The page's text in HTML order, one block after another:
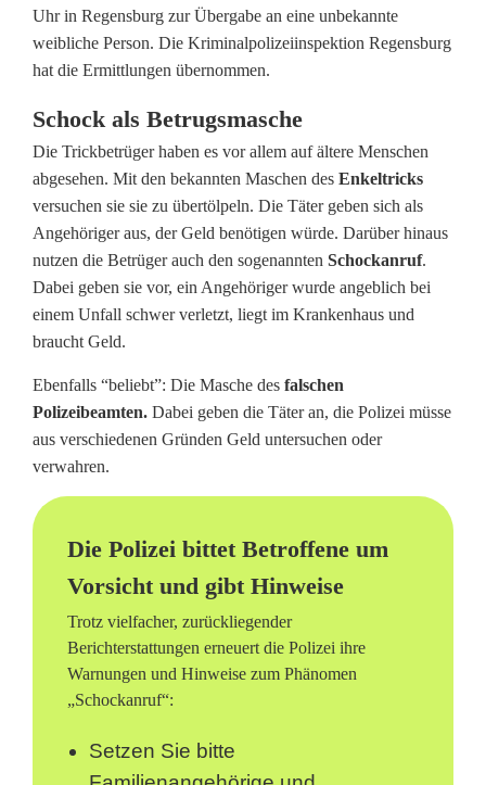
Uhr in Regensburg zur Übergabe an eine unbekannte
weibliche Person. Die Kriminalpolizeiinspektion Regensburg
hat die Ermittlungen übernommen.
Schock als Betrugsmasche
Die Trickbetrüger haben es vor allem auf ältere Menschen
abgesehen. Mit den bekannten Maschen des Enkeltricks
versuchen sie sie zu übertölpeln. Die Täter geben sich als
Angehöriger aus, der Geld benötigen würde. Darüber hinaus
nutzen die Betrüger auch den sogenannten Schockanruf.
Dabei geben sie vor, ein Angehöriger wurde angeblich bei
einem Unfall schwer verletzt, liegt im Krankenhaus und
braucht Geld.
Ebenfalls “beliebt”: Die Masche des falschen
Polizeibeamten. Dabei geben die Täter an, die Polizei müsse
aus verschiedenen Gründen Geld untersuchen oder
verwahren.
Die Polizei bittet Betroffene um
Vorsicht und gibt Hinweise
Trotz vielfacher, zurückliegender
Berichterstattungen erneuert die Polizei ihre
Warnungen und Hinweise zum Phänomen
„Schockanruf“:
Setzen Sie bitte